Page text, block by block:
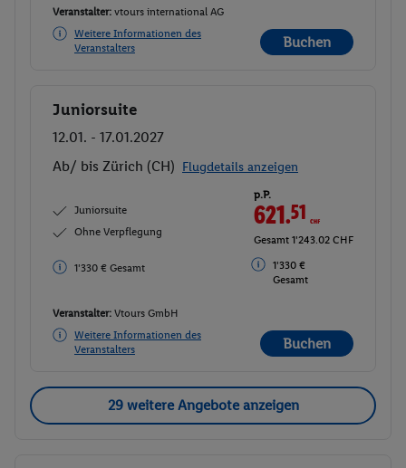
Veranstalter: vtours international AG
Weitere Informationen des
Veranstalters
Buchen
Buchen
Juniorsuite
12.01. - 17.01.2027
Ab/ bis Zürich (CH) Flugdetails anzeigen
Juniorsuite
Ohne Verpflegung
1'330 € Gesamt
p.P.
621.51 CHF
Gesamt 1'243.02 CHF
1'330 €
Gesamt
Veranstalter: Vtours GmbH
Weitere Informationen des
Veranstalters
Buchen
29 weitere Angebote anzeigen